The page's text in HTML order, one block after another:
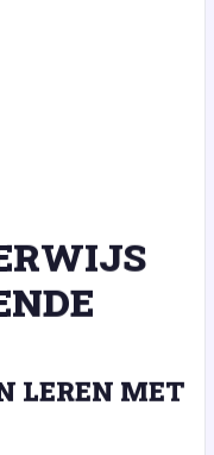
LEREN MET